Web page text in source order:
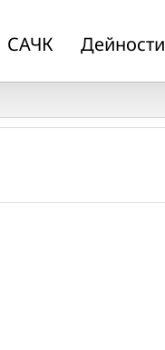
САЧК Дейности